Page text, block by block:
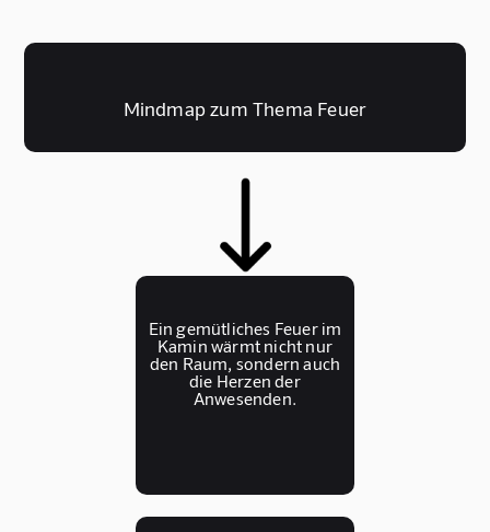
Mindmap zum Thema Feuer
Ein gemütliches Feuer im
Kamin wärmt nicht nur
den Raum, sondern auch
die Herzen der
Anwesenden.